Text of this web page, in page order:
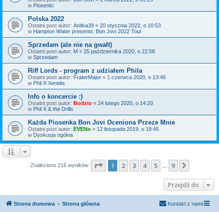
w Piosenki
Polska 2022
Ostatni post autor: Anitka39 « 20 stycznia 2022, o 10:53
w Hampton Water presents: Bon Jovi 2022 Tour
Sprzedam (ale nie na gwałt)
Ostatni post autor: M « 25 października 2020, o 22:58
w Sprzedam
Riff Lords - program z udziałem Phila
Ostatni post autor: FraterMajor « 1 czerwca 2020, o 13:46
w Phil X Xenidis
Info o koncercie :)
Ostatni post autor: Bodzio « 24 lutego 2020, o 14:20
w Phil X & the Drills
Każda Piosenka Bon Jovi Oceniona Przeze Mnie
Ostatni post autor: EVENo « 12 listopada 2019, o 18:45
w Dyskusja ogólna
Znaleziono 216 wyników Strona1 z9
1 2 3 4 5 9
Przejdź do
Strona domowa Strona główna Kontakt z nami